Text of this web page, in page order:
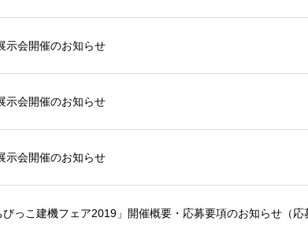
示会開催のお知らせ
示会開催のお知らせ
示会開催のお知らせ
びっこ建機フェア2019」開催概要・応募要項のお知らせ（応